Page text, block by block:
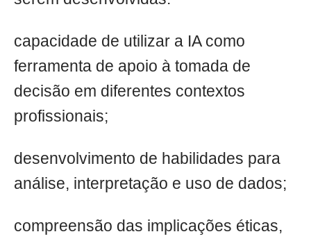
capacidade de utilizar a IA como
ferramenta de apoio à tomada de
decisão em diferentes contextos
profissionais;
desenvolvimento de habilidades para
análise, interpretação e uso de dados;
compreensão das implicações éticas,